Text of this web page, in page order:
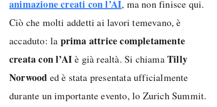
animazione creati con l’AI, ma non finisce qui.
Ciò che molti addetti ai lavori temevano, è
accaduto: la prima attrice completamente
creata con l’AIè già realtà. Si chiamaTilly
Norwood ed è stata presentata ufficialmente
durante un importante evento, lo Zurich Summit.